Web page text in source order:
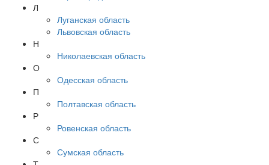
Л
Луганская область
Львовская область
Н
Николаевская область
О
Одесская область
П
Полтавская область
Р
Ровенская область
С
Сумская область